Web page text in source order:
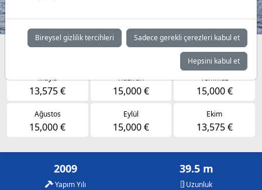
Müsaitlik durumuna göre günlük fiyatlar
Mayıs
13,575 €
Haziran
15,000 €
Temmuz
15,000 €
Ağustos
15,000 €
Eylül
15,000 €
Ekim
13,575 €
2009
Yapım Yılı
39.5 m
Uzunluk
Bireysel gizlilik tercihleri Sadece gerekli çerezleri kabul et
Hepsini kabul et